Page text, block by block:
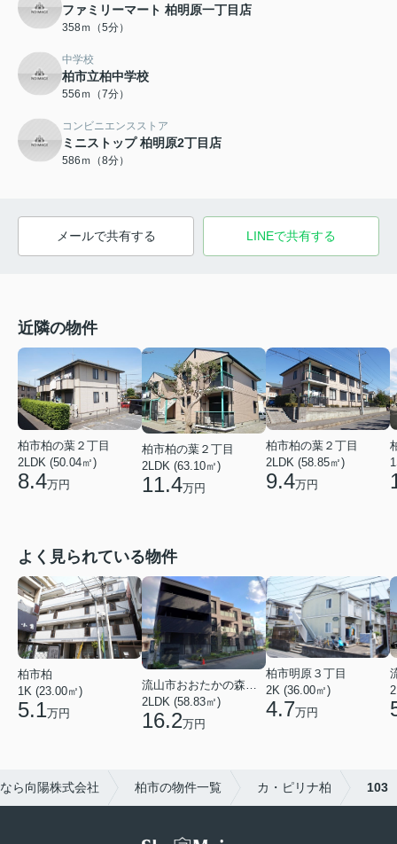
ファミリーマート 柏明原一丁目店
358ｍ（5分）
中学校
柏市立柏中学校
556ｍ（7分）
コンビニエンスストア
ミニストップ 柏明原2丁目店
586ｍ（8分）
メールで共有する LINEで共有する
近隣の物件
柏市柏の葉２丁目
2LDK (50.04㎡)
8.4万円
柏市柏の葉２丁目
2LDK (63.10㎡)
11.4万円
柏市柏の葉２丁目
2LDK (58.85㎡)
9.4万円
よく見られている物件
柏市柏
1K (23.00㎡)
5.1万円
2LDK (58.83㎡)
16.2万円
柏市明原３丁目
2K (36.00㎡)
4.7万円
ら向陽株式会社 柏市の物件一覧 カ・ピリナ柏 103